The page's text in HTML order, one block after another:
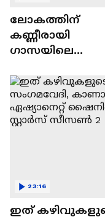
ലോകത്തിന്
കണ്ണീരായി
ഗാസയിലെ
കുഞ്ഞുങ്ങൾ
ഇത്
23:16